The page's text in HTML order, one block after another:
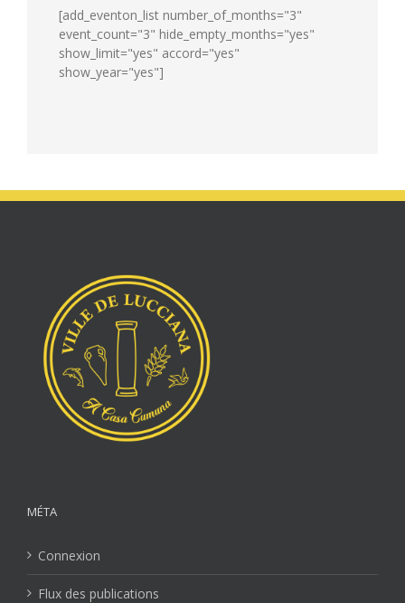
[add_eventon_list number_of_months="3"
event_count="3" hide_empty_months="yes"
show_limit="yes" accord="yes"
show_year="yes"]
MÉTA
Connexion
Flux des publications